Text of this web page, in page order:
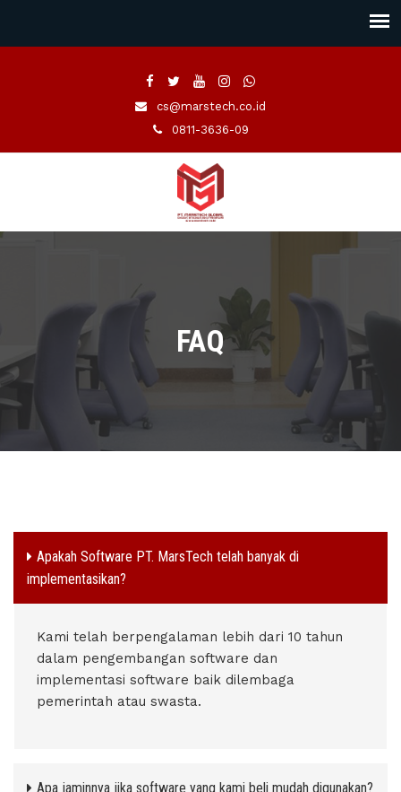
cs@marstech.co.id
0811-3636-09
FAQ
Apakah Software PT. MarsTech telah banyak di
implementasikan?
Kami telah berpengalaman lebih dari 10 tahun
dalam pengembangan software dan
implementasi software baik dilembaga
pemerintah atau swasta.
Apa jaminnya jika software yang kami beli mudah digunakan?